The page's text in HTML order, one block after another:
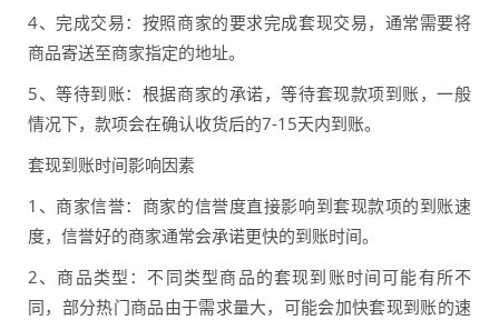
4、完成交易：按照商家的要求完成套现交易，通常需要将
商品寄送至商家指定的地址。
5、等待到账：根据商家的承诺，等待套现款项到账，一般
情况下，款项会在确认收货后的7-15天内到账。
套现到账时间影响因素
1、商家信誉：商家的信誉度直接影响到套现款项的到账速
度，信誉好的商家通常会承诺更快的到账时间。
2、商品类型：不同类型商品的套现到账时间可能有所不
同，部分热门商品由于需求量大，可能会加快套现到账的速